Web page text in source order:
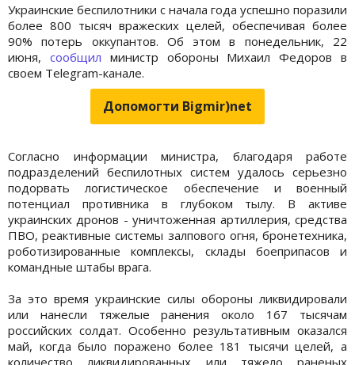
Украинские беспилотники с начала года успешно поразили
более 800 тысяч вражеских целей, обеспечивая более
90% потерь оккупантов. Об этом в понедельник, 22
июня, сообщил министр обороны Михаил Федоров в
своем Telegram-канале.
Допомогти Bigmir)net
Согласно информации министра, благодаря работе
подразделений беспилотных систем удалось серьезно
подорвать логистическое обеспечение и военный
потенциал противника в глубоком тылу. В активе
украинских дронов - уничтоженная артиллерия, средства
ПВО, реактивные системы залпового огня, бронетехника,
роботизированные комплексы, склады боеприпасов и
командные штабы врага.
За это время украинские силы обороны ликвидировали
или нанесли тяжелые ранения около 167 тысячам
российских солдат. Особенно результативным оказался
май, когда было поражено более 181 тысячи целей, а
количество ликвидированных или тяжело раненых